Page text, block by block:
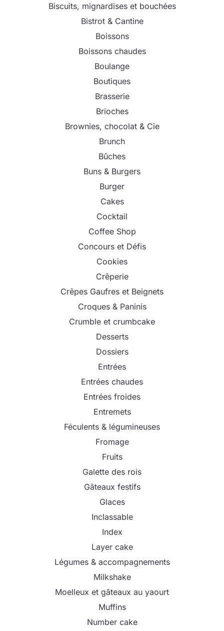
Biscuits, mignardises et bouchées
Bistrot & Cantine
Boissons
Boissons chaudes
Boulange
Boutiques
Brasserie
Brioches
Brownies, chocolat & Cie
Brunch
Bûches
Buns & Burgers
Burger
Cakes
Cocktail
Coffee Shop
Concours et Défis
Cookies
Crêperie
Crêpes Gaufres et Beignets
Croques & Paninis
Crumble et crumbcake
Desserts
Dossiers
Entrées
Entrées chaudes
Entrées froides
Entremets
Féculents & légumineuses
Fromage
Fruits
Galette des rois
Gâteaux festifs
Glaces
Inclassable
Index
Layer cake
Légumes & accompagnements
Milkshake
Moelleux et gâteaux au yaourt
Muffins
Number cake